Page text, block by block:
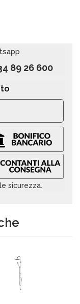
89 26 600
sicurezza.